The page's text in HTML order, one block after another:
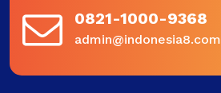
0821-1000-9368
admin@indonesia8.com